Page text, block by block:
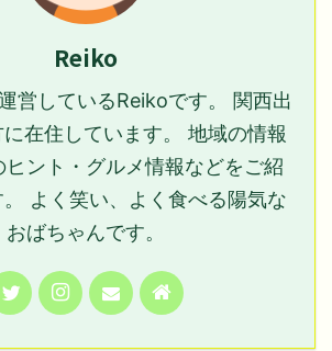
Reiko
営しているReikoです。 関西出
在住しています。 地域の情報
ント・グルメ情報などをご紹
よく笑い、よく食べる陽気な
おばちゃんです。